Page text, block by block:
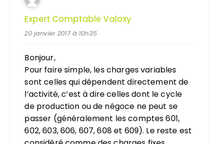
Expert Comptable Valoxy
20 janvier 2017 à 10h35
Bonjour,
Pour faire simple, les charges variables
sont celles qui dépendent directement de
l’activité, c’est à dire celles dont le cycle
de production ou de négoce ne peut se
passer (généralement les comptes 601,
602, 603, 606, 607, 608 et 609). Le reste est